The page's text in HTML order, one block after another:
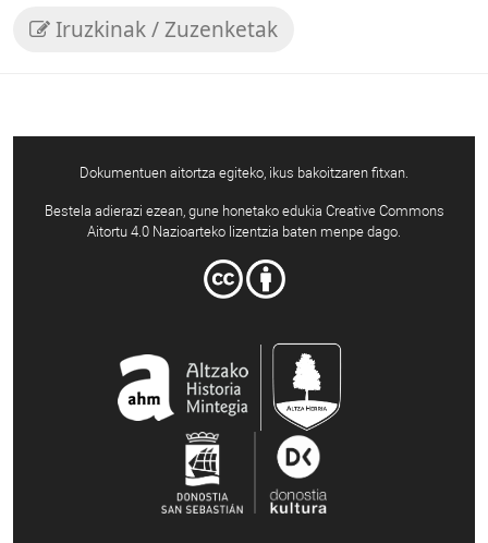
Iruzkinak / Zuzenketak
Dokumentuen aitortza egiteko, ikus bakoitzaren fitxan.
Bestela adierazi ezean, gune honetako edukia Creative Commons
Aitortu 4.0 Nazioarteko lizentzia baten menpe dago.